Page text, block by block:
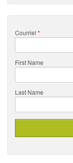
Courriel *
First Name
Last Name